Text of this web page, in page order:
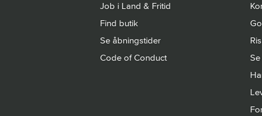
Job i Land & Fritid
Find butik
Se åbningstider
Code of Conduct